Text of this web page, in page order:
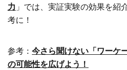
力 」では、実証実験の効果を紹
考に！
参考： 今さら聞けない「ワーケ
の可能性を広げよう！